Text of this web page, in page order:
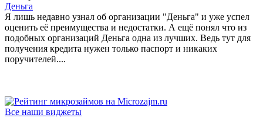
Деньга
Я лишь недавно узнал об организации "Деньга" и уже успел
оценить её преимущества и недостатки. А ещё понял что из
подобных организаций Деньга одна из лучших. Ведь тут для
получения кредита нужен только паспорт и никаких
поручителей....
Все наши виджеты